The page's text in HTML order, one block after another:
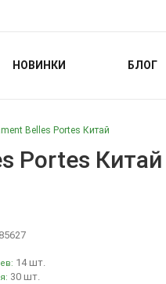
НОВИНКИ БЛОГ
Belles Portes Китай
Portes Китай
14 шт.
30 шт.